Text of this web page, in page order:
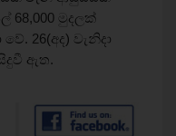
මුදලක්
26(අද) වැනිදා
ඇත.